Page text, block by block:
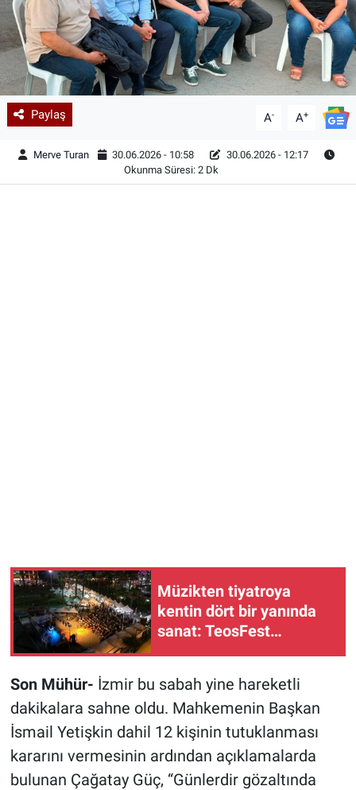
Paylaş A- A+
Merve Turan 30.06.2026 - 10:58
30.06.2026 - 12:17
Okunma Süresi: 2 Dk
Müzikten tiyatroya
kentin dört bir yanında
sanat: TeosFest
Son Mühür- İzmir bu sabah yine hareketli
dakikalara sahne oldu. Mahkemenin Başkan
İsmail Yetişkin dahil 12 kişinin tutuklanması
kararını vermesinin ardından açıklamalarda
bulunan Çağatay Güç, “Günlerdir gözaltında